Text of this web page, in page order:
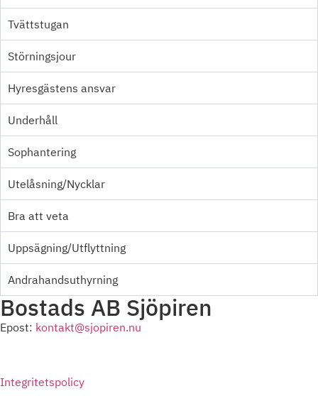
Tvättstugan
Störningsjour
Hyresgästens ansvar
Underhåll
Sophantering
Utelåsning/Nycklar
Bra att veta
Uppsägning/Utflyttning
Andrahandsuthyrning
Bostads AB Sjöpiren
Epost: kontakt@sjopiren.nu
Integritetspolicy